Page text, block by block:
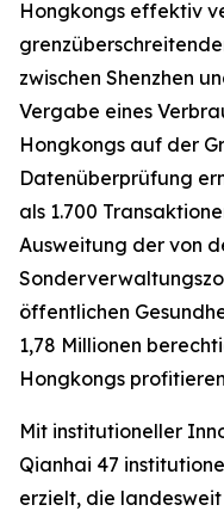
Hongkongs effektiv
zwischen Shenzhen
Vergabe eines
Hongkongs auf der
Datenüberprüfung
als 1.700
Ausweitung der von
öffentlichen
1,78 Millionen
Hongkongs
Mit institutioneller
Qianhai 47
erzielt, die